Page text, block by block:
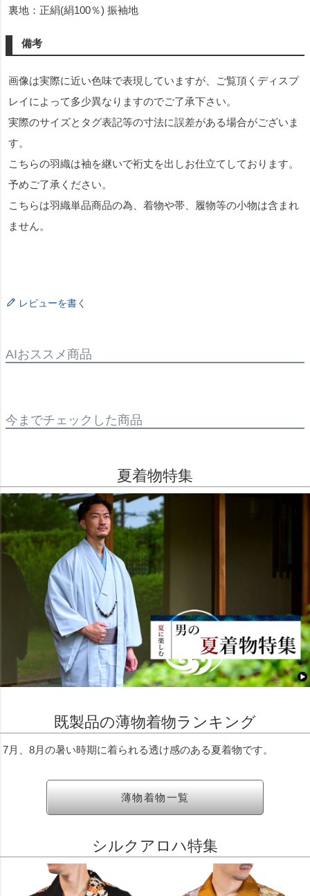
裏地：正絹(絹100％) 振袖地
備考
画像は実際に近い色味で表現していますが、ご覧頂くディスプ
レイによって多少異なりますのでご了承下さい。
実際のサイズとタグ表記等の寸法に誤差がある場合がございま
す。
こちらの羽織は袖を継いで裄丈を出しお仕立てしております。
予めご了承ください。
こちらは羽織単品商品の為、着物や帯、履物等の小物は含まれ
ません。
レビューを書く
AIおススメ商品
今までチェックした商品
夏着物特集
既製品の薄物着物ランキング
7月、8月の暑い時期に着られる透け感のある夏着物です。
薄物着物一覧
シルクアロハ特集